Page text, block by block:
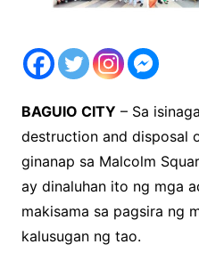
BAGUIO CITY – Sa
destruction and disposal
ginanap sa Malcolm
ay dinaluhan ito ng mga
makisama sa pagsira ng
kalusugan ng tao.